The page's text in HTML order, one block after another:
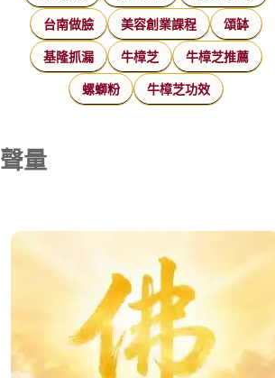
台南做臉 美容創業課程 頌缽
基隆抓漏 牛樟芝 牛樟芝推薦
螺螄粉 牛樟芝功效
聲量